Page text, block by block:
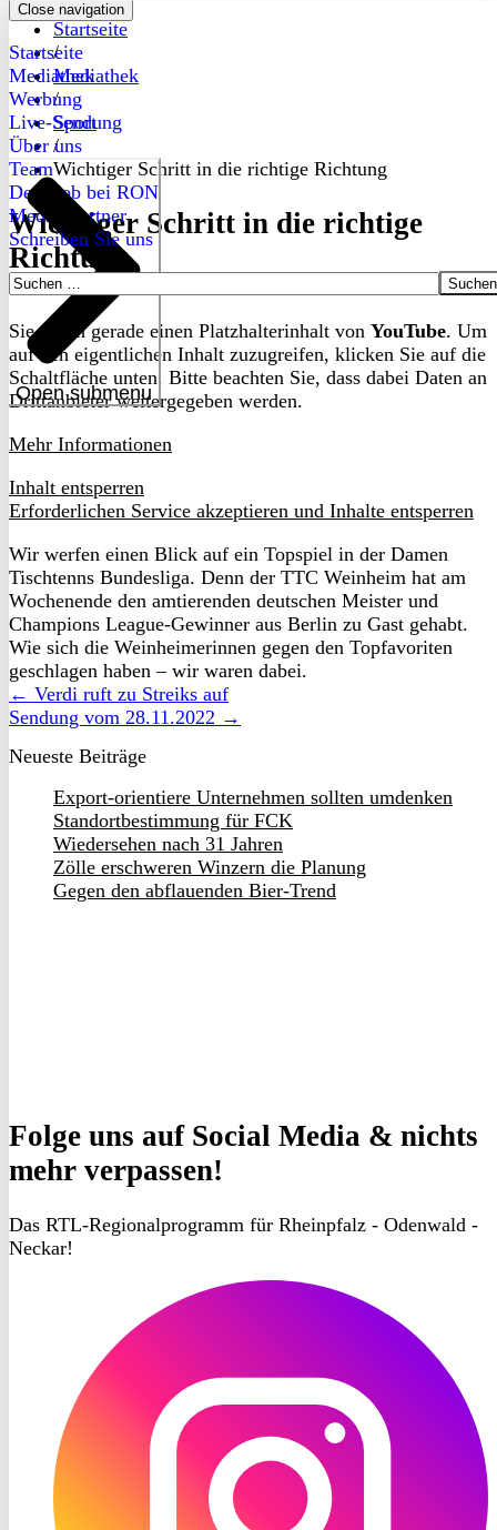
Close navigation
Startseite
Mediathek
Werbung
Live-Sendung
Über uns
Open submenu
Team
Dein Job bei RON
Medienpartner
Schreiben Sie uns
Suchen
Startseite
/
Mediathek
/
Sport
/
Wichtiger Schritt in die richtige Richtung
Wichtiger Schritt in die richtige
Richtung
Sie sehen gerade einen Platzhalterinhalt von YouTube. Um
auf den eigentlichen Inhalt zuzugreifen, klicken Sie auf die
Schaltfläche unten. Bitte beachten Sie, dass dabei Daten an
Drittanbieter weitergegeben werden.
Mehr Informationen
Inhalt entsperren
Erforderlichen Service akzeptieren und Inhalte entsperren
Wir werfen einen Blick auf ein Topspiel in der Damen
Tischtenns Bundesliga. Denn der TTC Weinheim hat am
Wochenende den amtierenden deutschen Meister und
Champions League-Gewinner aus Berlin zu Gast gehabt.
Wie sich die Weinheimerinnen gegen den Topfavoriten
geschlagen haben – wir waren dabei.
← Verdi ruft zu Streiks auf
Sendung vom 28.11.2022 →
Neueste Beiträge
Export-orientiere Unternehmen sollten umdenken
Standortbestimmung für FCK
Wiedersehen nach 31 Jahren
Zölle erschweren Winzern die Planung
Gegen den abflauenden Bier-Trend
Folge uns auf Social Media & nichts
mehr verpassen!
Das RTL-Regionalprogramm für Rheinpfalz - Odenwald -
Neckar!
Instagram